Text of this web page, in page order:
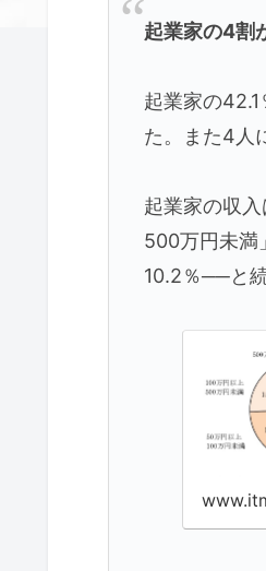
起業家の4割
起業家の
た。また4人
起業家の収
500万円未満
10.2％──と続